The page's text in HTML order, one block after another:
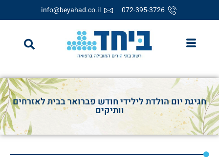
072-395-3726
info@beyahad.co.il
חגיגת יום הולדת לילידי חודש פברואר בבית לאזרחים
וותיקים